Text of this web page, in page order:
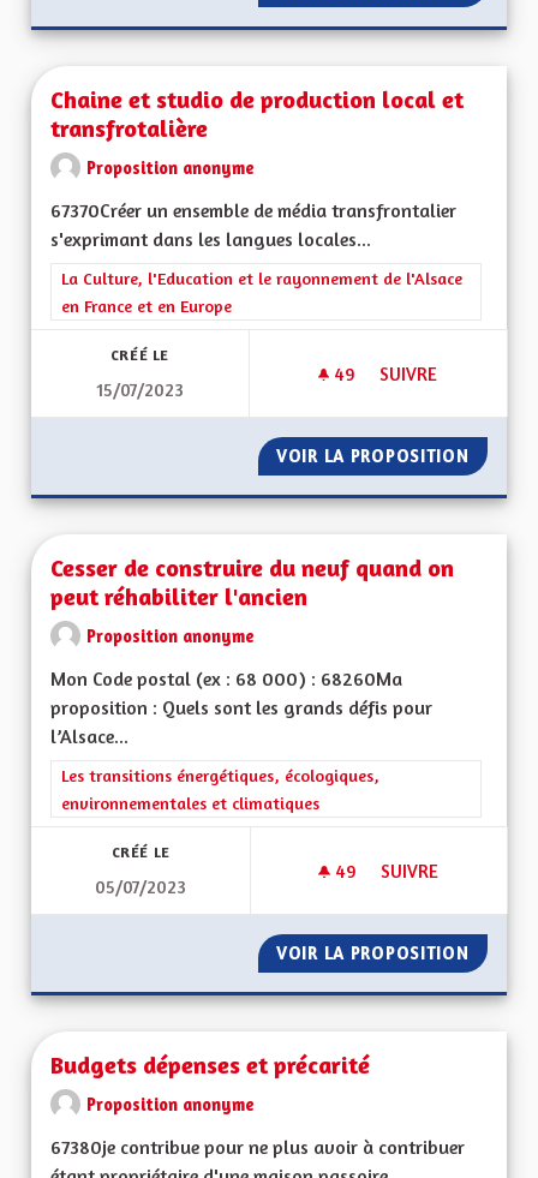
Chaine et studio de production local et
transfrotalière
Proposition anonyme
67370Créer un ensemble de média transfrontalier
s'exprimant dans les langues locales...
Filtrer les résultats de la catégorie : La Culture, l'Education et
La Culture, l'Education et le rayonnement de l'Alsace
en France et en Europe
CRÉÉ LE
15/07/2023
49 49 ABONNÉS
SUIVRE
VOIR LA PROPOSITION
Cesser de construire du neuf quand on
peut réhabiliter l'ancien
Proposition anonyme
Mon Code postal (ex : 68 000) : 68260Ma
proposition : Quels sont les grands défis pour
l’Alsace...
Filtrer les résultats de la catégorie : Les transitions
Les transitions énergétiques, écologiques,
environnementales et climatiques
CRÉÉ LE
05/07/2023
49 49 ABONNÉS
SUIVRE
VOIR LA PROPOSITION
Budgets dépenses et précarité
Proposition anonyme
67380je contribue pour ne plus avoir à contribuer